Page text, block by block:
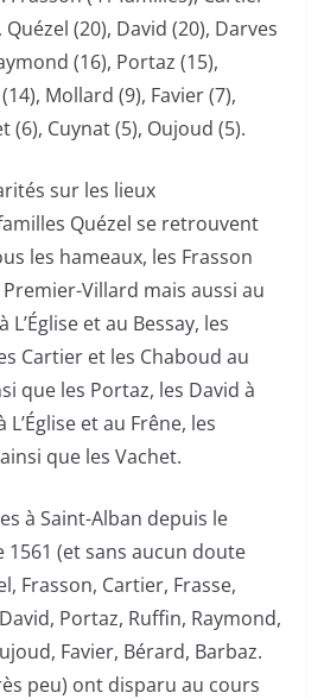
(20), David (20), Darves
(16), Portaz (15),
Mollard (9), Favier (7),
(6), Cuynat (5), Oujoud (5).
sur les lieux
Quézel se retrouvent
les hameaux, les Frasson
Villard mais aussi au
L’Église et au Bessay, les
Cartier et les Chaboud au
que les Portaz, les David à
L’Église et au Frêne, les
que les Vachet.
à Saint-Alban depuis le
(et sans aucun doute
Frasson, Cartier, Frasse,
Portaz, Ruffin, Raymond,
Favier, Bérard, Barbaz.
peu) ont disparu au cours